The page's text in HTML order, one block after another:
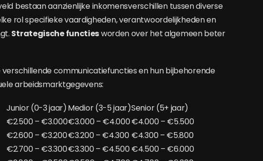
bestaan aanzienlijke inkomensverschillen tussen diverse
rol specifieke vaardigheden, verantwoordelijkheden en
Strategische functiesworden over het algemeen beter
verschillende communicatiefuncties en hun bijbehorende
arbeidsmarktgegevens:
Junior (0-3 jaar)Medior (3-5 jaar)Senior (5+ jaar)
€2.500 – €3.000€3.000 – €4.000€4.000 – €5.500
€2.600 – €3.200€3.200 – €4.300 €4.300 – €5.800
€2.700 – €3.300€3.300 – €4.500€4.500 – €6.000